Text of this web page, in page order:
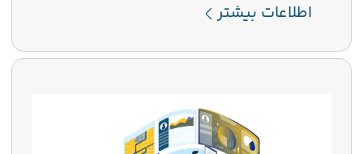
اطلاعات بیشتر